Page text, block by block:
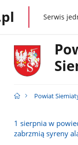
gov.plSerwis
Powiat
1 sierpnia w
zabrzmią syreny